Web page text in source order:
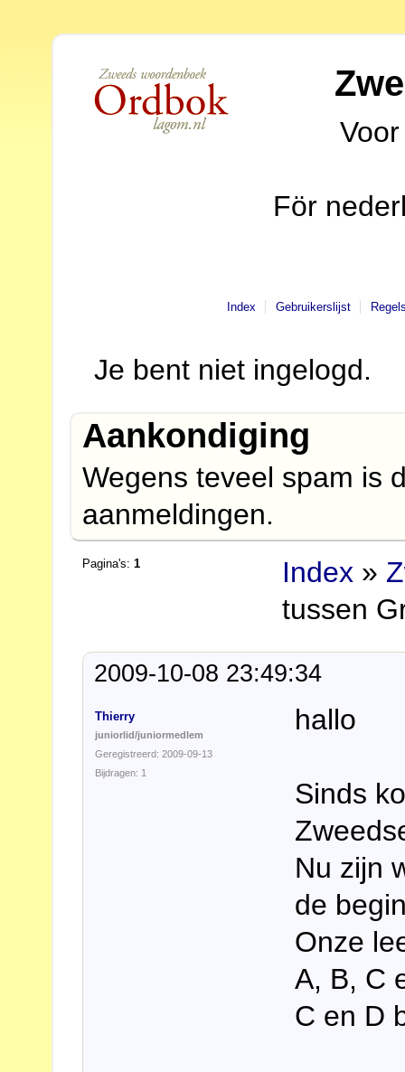
För
Index Gebruikerslijst
Je bent niet ingelogd.
Aankondiging
Wegens teveel spam is
aanmeldingen.
Pagina's:1 Index »
tussen
2009-10-08 23:49:34
Thierry
juniorlid/juniormedlem
Geregistreerd: 2009-09-13
Bijdragen: 1
hallo
Sinds
Nu zijn
de
Onze
A, B, C
C en D